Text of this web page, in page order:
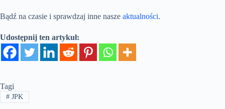
Bądź na czasie i sprawdzaj inne nasze aktualności.
Udostępnij ten artykuł:
Tagi
#JPK